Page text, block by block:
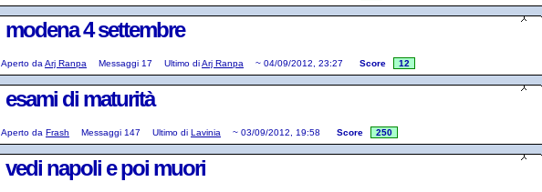
modena 4 settembre
Aperto da Arj Ranpa Messaggi 17 Ultimo diArj Ranpa ~ 04/09/2012, 23:27 Score 12
esami di maturità
Aperto da Frash Messaggi 147 Ultimo di Lavinia ~ 03/09/2012, 19:58 Score 250
vedi napoli e poi muori